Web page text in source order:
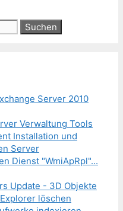
Server 2010
Verwaltung Tools
Installation und
Server
Dienst "WmiApRpl"...
Update - 3D Objekte
löschen